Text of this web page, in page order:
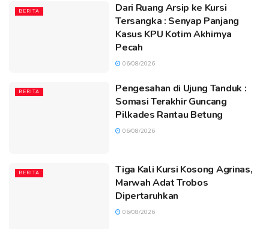
BERITA
Dari Ruang Arsip ke Kursi
Tersangka : Senyap Panjang
Kasus KPU Kotim Akhirnya
Pecah
06/08/2026
BERITA
Pengesahan di Ujung Tanduk :
Somasi Terakhir Guncang
Pilkades Rantau Betung
06/08/2026
BERITA
Tiga Kali Kursi Kosong Agrinas,
Marwah Adat Trobos
Dipertaruhkan
06/08/2026